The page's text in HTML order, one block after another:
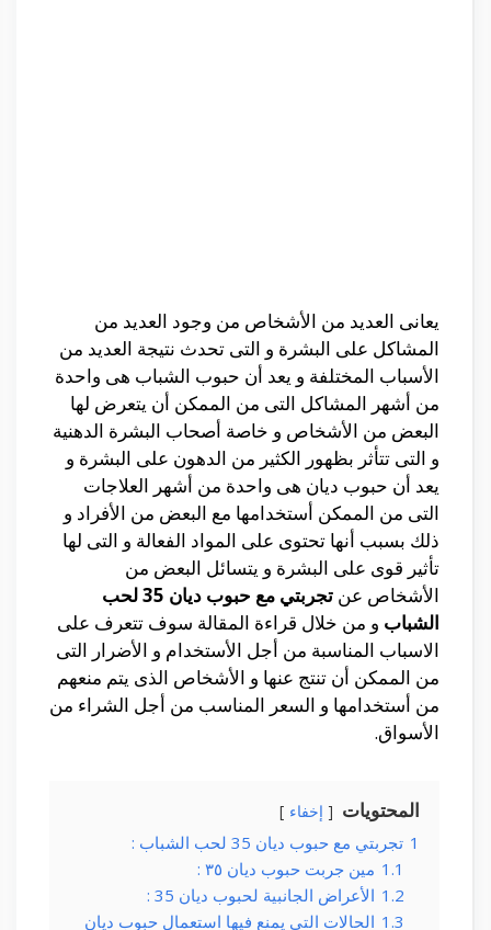
يعانى العديد من الأشخاص من وجود العديد من
المشاكل على البشرة و التى تحدث نتيجة العديد من
الأسباب المختلفة و يعد أن حبوب الشباب هى واحدة
من أشهر المشاكل التى من الممكن أن يتعرض لها
البعض من الأشخاص و خاصة أصحاب البشرة الدهنية
و التى تتأثر بظهور الكثير من الدهون على البشرة و
يعد أن حبوب ديان هى واحدة من أشهر العلاجات
التى من الممكن أستخدامها مع البعض من الأفراد و
ذلك بسبب أنها تحتوى على المواد الفعالة و التى لها
تأثير قوى على البشرة و يتسائل البعض من
الأشخاص عن
تجربتي مع حبوب ديان 35 لحب
الشباب و من خلال قراءة المقالة سوف تتعرف على
الاسباب المناسبة من أجل الأستخدام و الأضرار التى
من الممكن أن تنتج عنها و الأشخاص الذى يتم منعهم
من أستخدامها و السعر المناسب من أجل الشراء من
الأسواق.
المحتويات إخفاء
1 تجربتي مع حبوب ديان 35 لحب الشباب :
1.1 مين جربت حبوب ديان ٣٥ :
1.2 الأعراض الجانبية لحبوب ديان 35 :
1.3 الحالات التي يمنع فيها استعمال حبوب ديان